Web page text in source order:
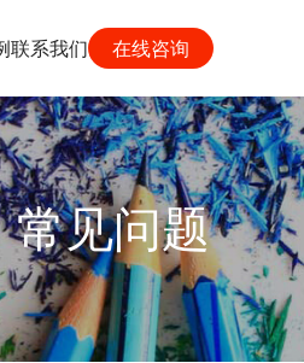
联系我们 在线咨询
常见问题